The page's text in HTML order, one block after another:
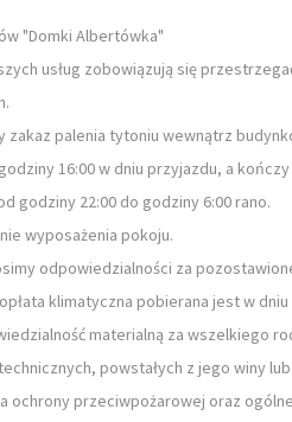
"Domki Albertówka"
usług zobowiązują się
zakaz palenia tytoniu wewnątrz
16:00 w dniu przyjazdu, a
godziny 22:00 do godziny 6:00 rano.
wyposażenia pokoju.
odpowiedzialności za
klimatyczna pobierana jest w
materialną za wszelkiego
powstałych z jego winy
ochrony przeciwpożarowej oraz